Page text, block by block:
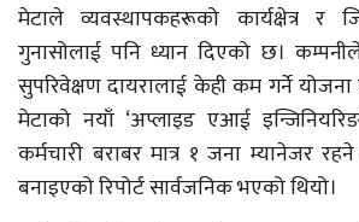
मेटाले व्यवस्थापकहरूको कार्यक्षेत्र र
गुनासोलाई पनि ध्यान दिएको छ।
सुपरिवेक्षण दायरालाई केही कम गर्ने
मेटाको नयाँ ‘अप्लाइड एआई
कर्मचारी बराबर मात्र १ जना म्यानेजर
बनाइएको रिपोर्ट सार्वजनिक भएको थियो।